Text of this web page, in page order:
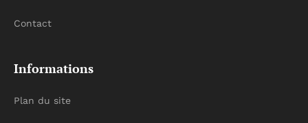
Contact
Informations
Plan du site